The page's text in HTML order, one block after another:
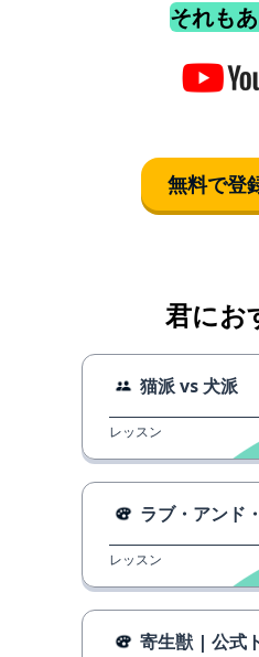
それも
無料で登
君にお
猫派 vs 犬派
レッスン
ラブ・アンド・リー
レッスン
寄生獣 | 公式